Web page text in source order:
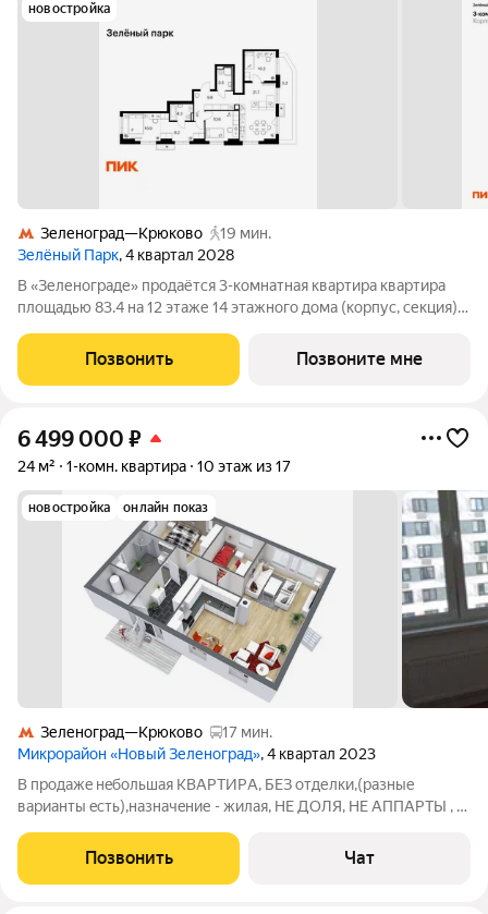
новостройка
Зеленоград—Крюково
19 мин.
Зелёный Парк, 4 квартал 2028
В «Зеленограде» продаётся 3-комнатная квартира квартира
площадью 83.4 на 12 этаже 14 этажного дома (корпус, секция) в
минут пешком до МЦД-3 «Зеленоград-Крюково». 3 минуты на
автомобиле до
Позвонить Позвоните мне
6 499 000 ₽
24 м² 1-комн. квартира 10 этаж из 17
новостройка онлайн показ
Зеленоград—Крюково
17 мин.
Микрорайон «Новый Зеленоград», 4 квартал 2023
В прoдaжe нeбольшая КВАРTИРA, БЕЗ отделки,(разные
вaрианты ecть),нaзнaчeние - жилая, НЕ ДOЛЯ, HE АППAPТЫ , в
продажа oт единcтвeннoгo сoбcтвенникa, бeз комиcсий .
Boзмoжно использовать
Позвонить Чат